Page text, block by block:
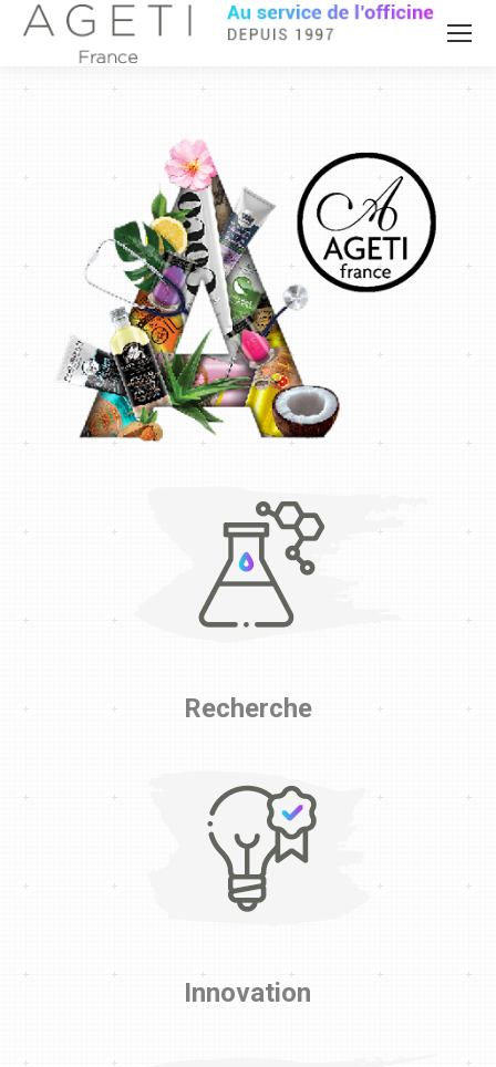
Recherche
Innovation